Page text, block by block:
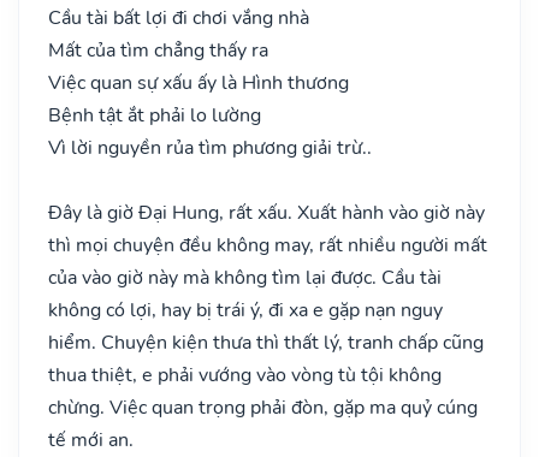
Cầu tài bất lợi đi chơi vắng nhà
Mất của tìm chẳng thấy ra
Việc quan sự xấu ấy là Hình thương
Bệnh tật ắt phải lo lường
Vì lời nguyền rủa tìm phương giải trừ..
Đây là giờ Đại Hung, rất xấu. Xuất hành vào giờ này
thì mọi chuyện đều không may, rất nhiều người mất
của vào giờ này mà không tìm lại được. Cầu tài
không có lợi, hay bị trái ý, đi xa e gặp nạn nguy
hiểm. Chuyện kiện thưa thì thất lý, tranh chấp cũng
thua thiệt, e phải vướng vào vòng tù tội không
chừng. Việc quan trọng phải đòn, gặp ma quỷ cúng
tế mới an.